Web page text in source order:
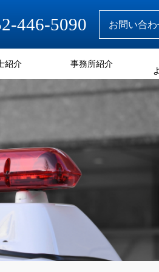
446-5090 お問い合
紹介 事務所紹介